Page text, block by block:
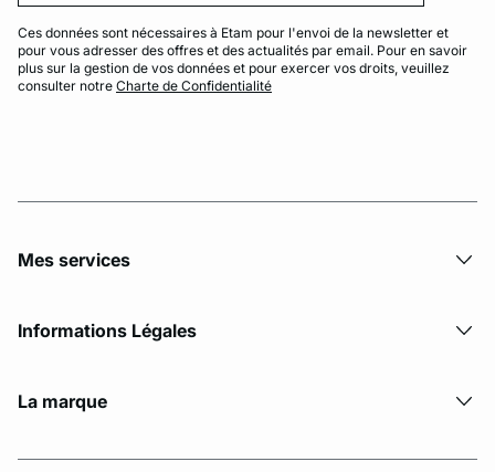
Ces données sont nécessaires à Etam pour l'envoi de la newsletter et
pour vous adresser des offres et des actualités par email. Pour en savoir
plus sur la gestion de vos données et pour exercer vos droits, veuillez
consulter notre Charte de Confidentialité
Mes services
Informations Légales
La marque